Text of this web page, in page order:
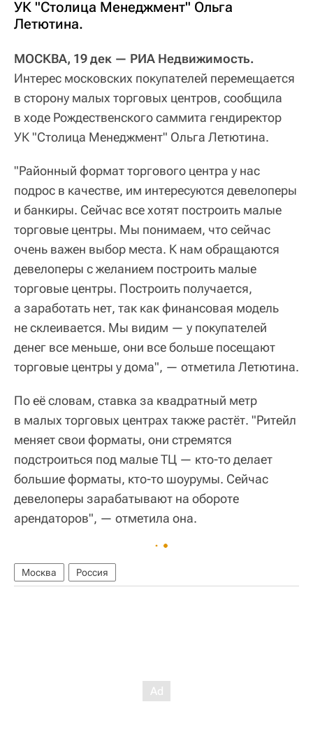
УК "Столица Менеджмент" Ольга
Летютина.
МОСКВА, 19 дек — РИА Недвижимость.
Интерес московских покупателей перемещается
в сторону малых торговых центров, сообщила
в ходе Рождественского саммита гендиректор
УК "Столица Менеджмент" Ольга Летютина.
"Районный формат торгового центра у нас
подрос в качестве, им интересуются девелоперы
и банкиры. Сейчас все хотят построить малые
торговые центры. Мы понимаем, что сейчас
очень важен выбор места. К нам обращаются
девелоперы с желанием построить малые
торговые центры. Построить получается,
а заработать нет, так как финансовая модель
не склеивается. Мы видим — у покупателей
денег все меньше, они все больше посещают
торговые центры у дома", — отметила Летютина.
По её словам, ставка за квадратный метр
в малых торговых центрах также растёт. "Ритейл
меняет свои форматы, они стремятся
подстроиться под малые ТЦ — кто-то делает
большие форматы, кто-то шоурумы. Сейчас
девелоперы зарабатывают на обороте
арендаторов", — отметила она.
Москва Россия